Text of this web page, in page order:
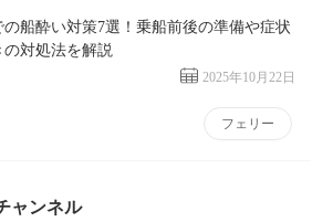
の船酔い対策7選！乗船前後の準備や症状
の対処法を解説
2025年10月22日
フェリー
ャンネル